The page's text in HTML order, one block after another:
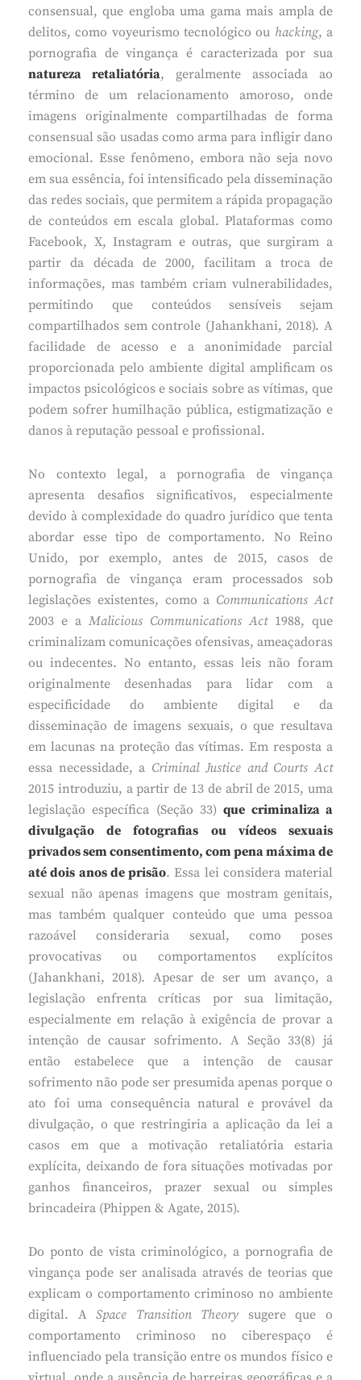
consensual, que engloba uma gama mais ampla de
delitos, como voyeurismo tecnológico ou hacking, a
pornografia de vingança é caracterizada por sua
natureza retaliatória, geralmente associada ao
término de um relacionamento amoroso, onde
imagens originalmente compartilhadas de forma
consensual são usadas como arma para infligir dano
emocional. Esse fenômeno, embora não seja novo
em sua essência, foi intensificado pela disseminação
das redes sociais, que permitem a rápida propagação
de conteúdos em escala global. Plataformas como
Facebook, X, Instagram e outras, que surgiram a
partir da década de 2000, facilitam a troca de
informações, mas também criam vulnerabilidades,
permitindo que conteúdos sensíveis sejam
compartilhados sem controle (Jahankhani, 2018). A
facilidade de acesso e a anonimidade parcial
proporcionada pelo ambiente digital amplificam os
impactos psicológicos e sociais sobre as vítimas, que
podem sofrer humilhação pública, estigmatização e
danos à reputação pessoal e profissional.
No contexto legal, a pornografia de vingança
apresenta desafios significativos, especialmente
devido à complexidade do quadro jurídico que tenta
abordar esse tipo de comportamento. No Reino
Unido, por exemplo, antes de 2015, casos de
pornografia de vingança eram processados sob
legislações existentes, como a Communications Act
2003 e a Malicious Communications Act1988, que
criminalizam comunicações ofensivas, ameaçadoras
ou indecentes. No entanto, essas leis não foram
originalmente desenhadas para lidar com a
especificidade do ambiente digital e da
disseminação de imagens sexuais, o que resultava
em lacunas na proteção das vítimas. Em resposta a
essa necessidade, a Criminal Justice and Courts Act
2015 introduziu, a partir de 13 de abril de 2015, uma
legislação específica (Seção 33)que criminaliza a
divulgação de fotografias ou vídeos sexuais
privados sem consentimento, com pena máxima de
até dois anos de prisão. Essa lei considera material
sexual não apenas imagens que mostram genitais,
mas também qualquer conteúdo que uma pessoa
razoável consideraria sexual, como poses
provocativas ou comportamentos explícitos
(Jahankhani, 2018). Apesar de ser um avanço, a
legislação enfrenta críticas por sua limitação,
especialmente em relação à exigência de provar a
intenção de causar sofrimento. A Seção 33(8) já
então estabelece que a intenção de causar
sofrimento não pode ser presumida apenas porque o
ato foi uma consequência natural e provável da
divulgação, o que restringiria a aplicação da lei a
casos em que a motivação retaliatória estaria
explícita, deixando de fora situações motivadas por
ganhos financeiros, prazer sexual ou simples
brincadeira (Phippen & Agate, 2015).
Do ponto de vista criminológico, a pornografia de
vingança pode ser analisada através de teorias que
explicam o comportamento criminoso no ambiente
digital. ASpace Transition Theory sugere que o
comportamento criminoso no ciberespaço é
influenciado pela transição entre os mundos físico e